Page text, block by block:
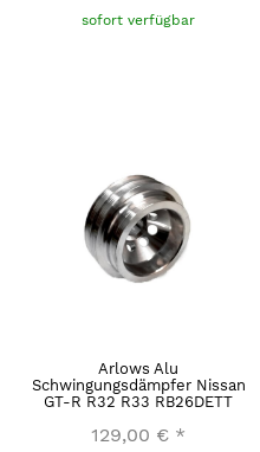
sofort verfügbar
Arlows Alu
Schwingungsdämpfer Nissan
GT-R R32 R33 RB26DETT
129,00 € *